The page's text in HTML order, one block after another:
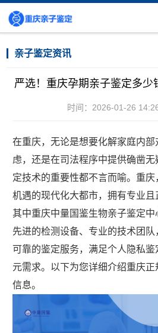
亲子鉴定资讯
严选！重庆孕期亲子鉴定多少
时间：2026-01-26
在重庆，无论是想要化解家庭内
虑，还是在司法程序中提供确凿
定技术的重要性都不言而喻。重
机遇的现代化大都市，拥有专业且
其中重庆中量国鉴生物亲子鉴定
先进的检测设备、专业的技术团
可靠的鉴定服务，满足个人隐私
元需求。以下为您详细介绍重庆
信息。